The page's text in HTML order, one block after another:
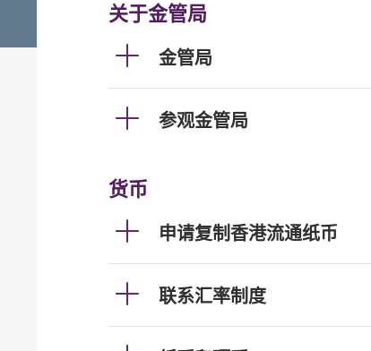
关于金管局
金管局
参观金管局
货币
申请复制香港流通纸币
联系汇率制度